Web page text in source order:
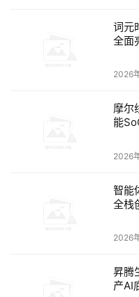
中，新华三通过统一的
现医学模型的快速构建
可能，极大地助力了华西
技有限公司，以“自动化
在“智能化”方面，新华
陷分类系统，大大提升
在湖北邮政，新华三集
解决方案的应用，为其
天”。新华三通过“管”、
中枢和智能大脑，帮助
词元
全面
2026
摩尔
能
2026
智能
全栈
2026
昇腾
产AI